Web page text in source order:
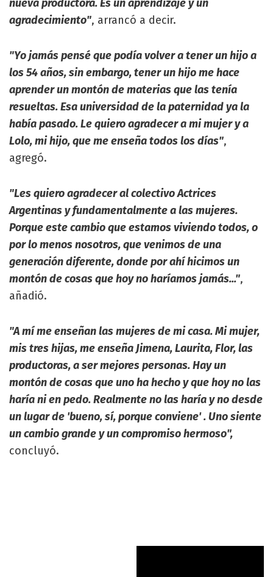
nueva productora. Es un aprendizaje y un
agradecimiento", arrancó a decir.
"Yo jamás pensé que podía volver a tener un hijo a
los 54 años, sin embargo, tener un hijo me hace
aprender un montón de materias que las tenía
resueltas. Esa universidad de la paternidad ya la
había pasado. Le quiero agradecer a mi mujer y a
Lolo, mi hijo, que me enseña todos los días",
agregó.
"Les quiero agradecer al colectivo Actrices
Argentinas y fundamentalmente a las mujeres.
Porque este cambio que estamos viviendo todos, o
por lo menos nosotros, que venimos de una
generación diferente, donde por ahí hicimos un
montón de cosas que hoy no haríamos jamás...",
añadió.
"A mí me enseñan las mujeres de mi casa. Mi mujer,
mis tres hijas, me enseña Jimena, Laurita, Flor, las
productoras, a ser mejores personas. Hay un
montón de cosas que uno ha hecho y que hoy no las
haría ni en pedo. Realmente no las haría y no desde
un lugar de 'bueno, sí, porque conviene' . Uno siente
un cambio grande y un compromiso hermoso",
concluyó.